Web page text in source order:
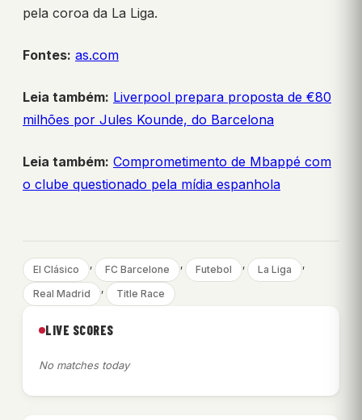
pela coroa da La Liga.
Fontes: as.com
Leia também: Liverpool prepara proposta de €80
milhões por Jules Kounde, do Barcelona
Leia também: Comprometimento de Mbappé com
o clube questionado pela mídia espanhola
El Clásico , FC Barcelone , Futebol , La Liga ,
Real Madrid , Title Race
LIVE SCORES
No matches today